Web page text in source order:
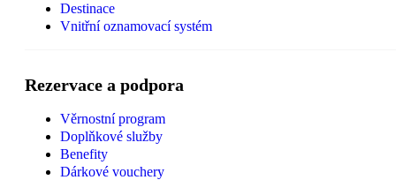
Destinace
Vnitřní oznamovací systém
Rezervace a podpora
Věrnostní program
Doplňkové služby
Benefity
Dárkové vouchery